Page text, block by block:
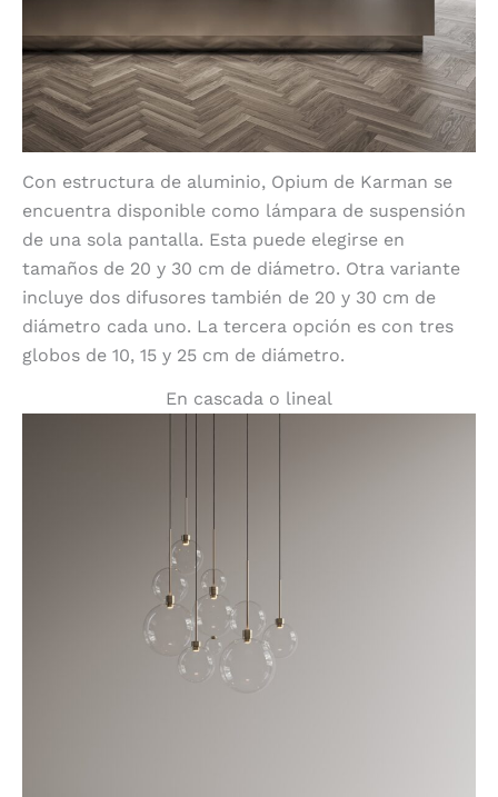
Con estructura de aluminio, Opium de Karman se
encuentra disponible como lámpara de suspensión
de una sola pantalla. Esta puede elegirse en
tamaños de 20 y 30 cm de diámetro. Otra variante
incluye dos difusores también de 20 y 30 cm de
diámetro cada uno. La tercera opción es con tres
globos de 10, 15 y 25 cm de diámetro.
En cascada o lineal